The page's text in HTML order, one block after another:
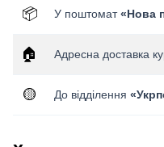
📦 У поштомат«Нова
🏠 Адресна доставка
🟡 До відділення